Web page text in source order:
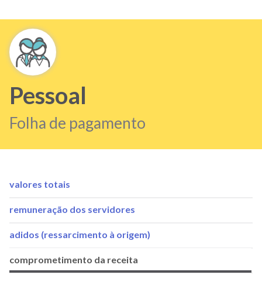
Pessoal
Folha de pagamento
Menu
Pessoal/Folha
pagamento
valores totais
remuneração dos servidores
adidos (ressarcimento à origem)
comprometimento da receita